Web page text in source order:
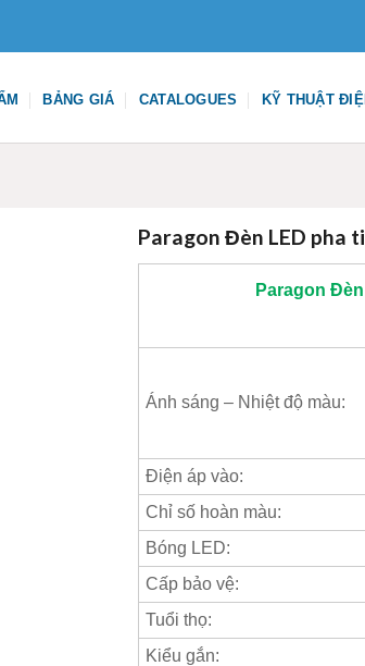
BẢNG GIÁ CATALOGUES KỸ THUẬT
Paragon Đèn LED pha
Paragon Đèn
Ánh sáng – Nhiệt độ màu:
Điện áp vào:
Chỉ số hoàn màu:
Bóng LED:
Cấp bảo vệ:
Tuổi thọ:
Kiểu gắn: